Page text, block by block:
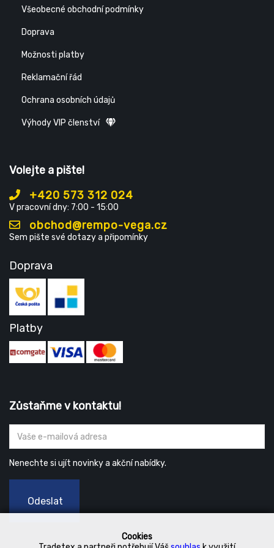
Cookies
Všeobecné obchodní podmínky
Doprava
Možnosti platby
Reklamační řád
Ochrana osobních údajů
Výhody VIP členství
Volejte a pište!
+420 573 312 024
V pracovní dny: 7:00 - 15:00
obchod@rempo-vega.cz
Sem pište své dotazy a připomínky
Doprava
Platby
Zůstaňme v kontaktu!
Nenechte si ujít novinky a akční nabídky.
Odeslat